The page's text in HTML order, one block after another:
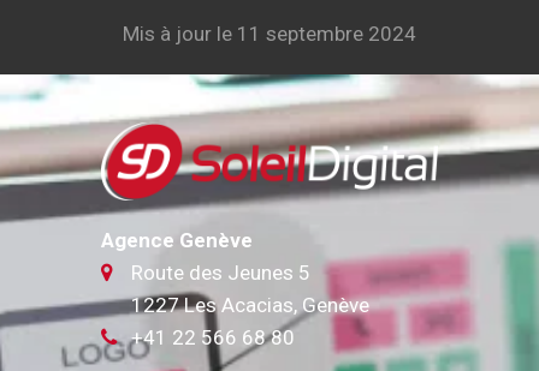
Mis à jour le 11 septembre 2024
Agence Genève
Route des Jeunes 5
1227 Les Acacias, Genève
+41 22 566 68 80